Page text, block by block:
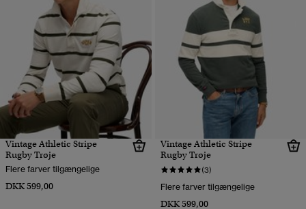
Vintage Athletic Stripe
Rugby Trøje
Flere farver tilgængelige
DKK 599,00
Vintage Athletic Stripe
Rugby Trøje
(3)
Flere farver tilgængelige
DKK 599,00